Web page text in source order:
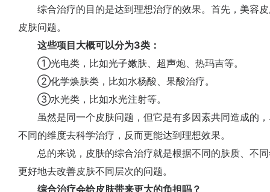
综合治疗的目的是达到理想治疗的效果。首先，美容皮
皮肤问题。
这些项目大概可以分为3类：
①光电类，比如光子嫩肤、超声炮、热玛吉等。
②化学焕肤类，比如水杨酸、果酸治疗。
③水光类，比如水光注射等。
虽然是同一个皮肤问题，但它是有多因素共同造成的，
不同的维度去科学治疗，反而更能达到理想效果。
总的来说，皮肤的综合治疗就是根据不同的肤质、不同
更好地去改善皮肤不同层次的问题。
综合治疗会给皮肤带来更大的负担吗？